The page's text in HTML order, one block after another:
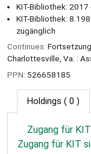
KIT-Bibliothek:
KIT-Bibliothek:
zugänglich
Continues:
Charlottesville, Va. :
PPN: 526658185
Holdings ( 0 )
Zugang für
Zugang für KIT